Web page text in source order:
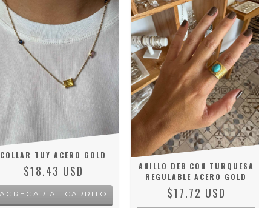
COLLAR TUY ACERO GOLD
$18.43 USD
ANILLO DEB CON TURQUESA
REGULABLE ACERO GOLD
$17.72 USD